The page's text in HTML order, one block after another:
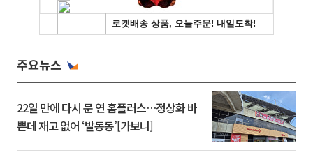
주요뉴스
22일 만에 다시 문 연 홈플러스…정상화 바
쁜데 재고 없어 ‘발동동’[가보니]